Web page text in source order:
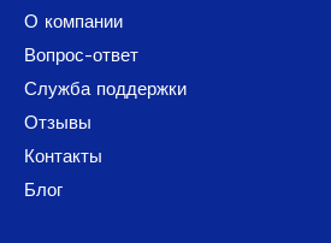
О компании
Вопрос-ответ
Служба поддержки
Отзывы
Контакты
Блог